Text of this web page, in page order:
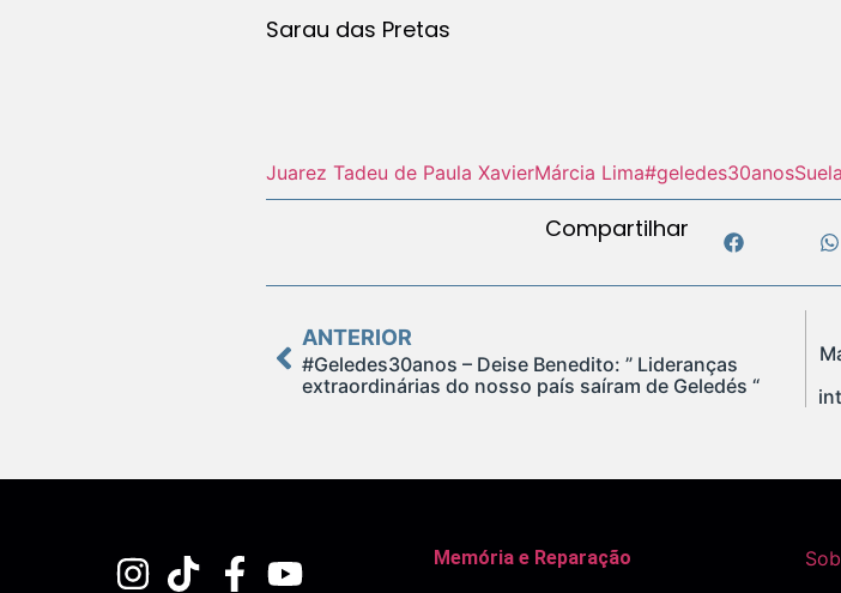
Sarau das Pretas
Juarez Tadeu de Paula XavierMárcia Lima#geledes30anos
Compartilhar
ANTERIOR
#Geledes30anos – Deise Benedito: ” Lideranças
extraordinárias do nosso país saíram de Geledés “
Memória e Reparação